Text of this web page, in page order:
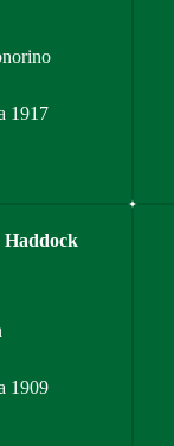
1917
Haddock
1909